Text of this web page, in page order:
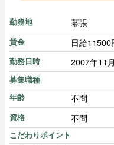
勤務地 幕張
賃金 日給11500
勤務日時 2007年11
募集職種
年齢
不問
資格 不問
こだわりポイント